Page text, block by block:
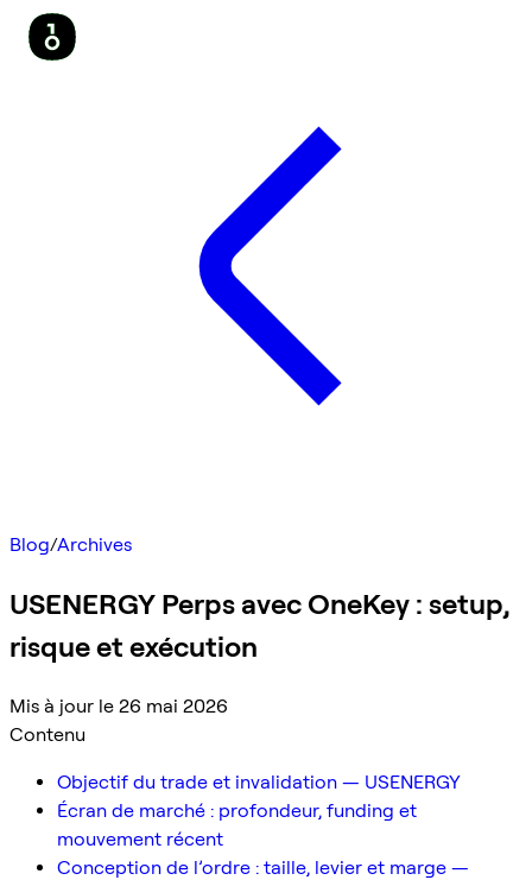
Blog/Archives
USENERGY Perps avec OneKey : setup,
risque et exécution
Mis à jour le 26 mai 2026
Contenu
Objectif du trade et invalidation — USENERGY
Écran de marché : profondeur, funding et
mouvement récent
Conception de l’ordre : taille, levier et marge —